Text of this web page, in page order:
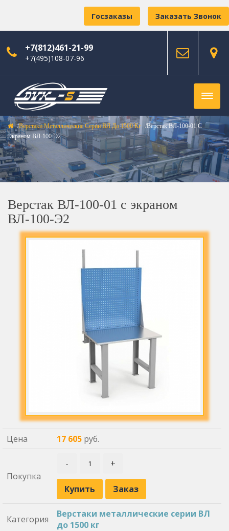
Заказать Звонок
Госзаказы
+7(812)461-21-99
+7(495)108-07-96
Верстаки Металлические Серии ВЛ До 1500 Кг
Верстак ВЛ-100-01 С
Экраном ВЛ-100-Э2
Верстак ВЛ-100-01 с экраном
ВЛ-100-Э2
Цена 17 605 руб.
Покупка
- +
Купить Заказ
Категория
Верстаки металлические серии ВЛ
до 1500 кг